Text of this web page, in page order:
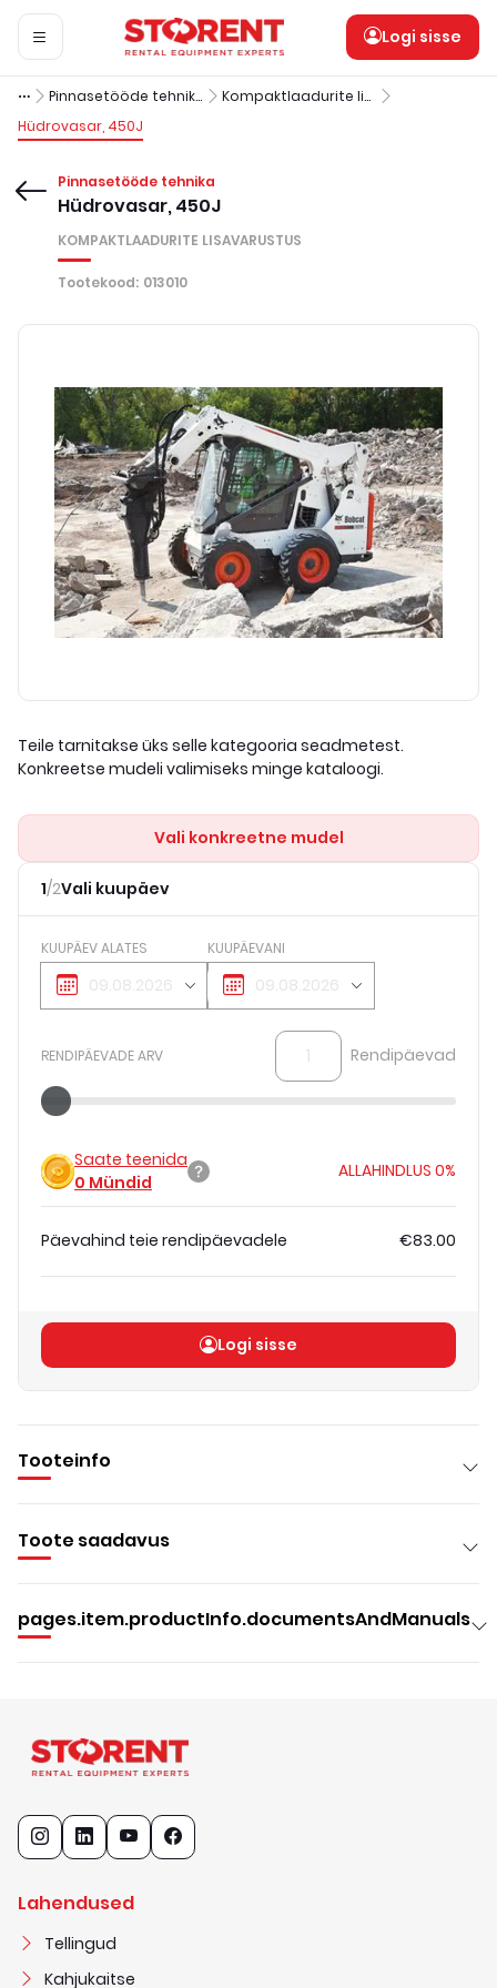
Logi sisse
Pinnasetööde tehnika
Kompaktlaadurite lisavarustus
Hüdrovasar, 450J
Pinnasetööde tehnika
Hüdrovasar, 450J
KOMPAKTLAADURITE LISAVARUSTUS
Tootekood: 013010
Teile tarnitakse üks selle kategooria seadmetest.
Konkreetse mudeli valimiseks minge kataloogi.
Vali konkreetne mudel
1/2Vali kuupäev
KUUPÄEV ALATES KUUPÄEVANI
RENDIPÄEVADE ARV Rendipäevad
Saate teenida
0 Mündid
ALLAHINDLUS 0%
Päevahind teie rendipäevadele €83.00
Logi sisse
Tooteinfo
Toote saadavus
pages.item.productInfo.documentsAndManuals
Lahendused
Tellingud
Kahjukaitse